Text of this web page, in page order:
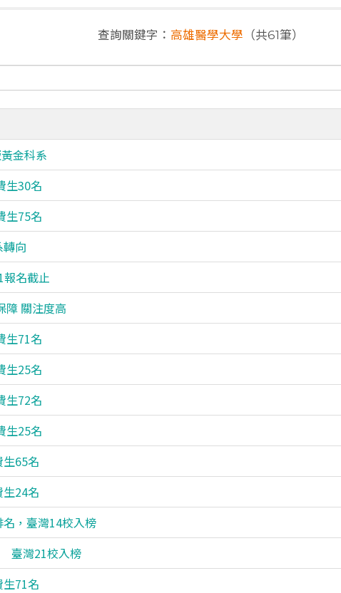
查詢關鍵字： 高雄醫學大學 （共61筆）
金科系
生30名
生75名
向
報名截止
障 關注度高
生71名
生25名
生72名
生25名
生65名
生24名
名，臺灣14校入榜
臺灣21校入榜
生71名